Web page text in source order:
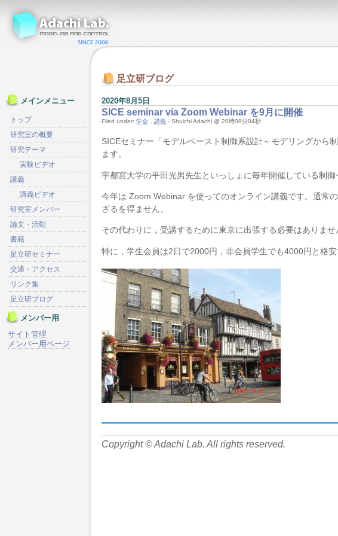
足立研ブログ
2020年8月5日
SICE seminar via Zoom Webinar を9月に開催
Filed under: 学会 講義 - Shuichi Adachi @ 20時08分04秒
SICEセミナー「モデルベースト制御系設計～モデリングから
ます。
宇都宮大学の平田光男先生といっしょに毎年開催している制
今年は Zoom Webinar を使ってのオンライン講義です。通常
ざるを得ません。
その代わりに，受講するために東京に出張する必要はありませ
特に，学生会員は2日で2000円，非会員学生でも4000円と格安
Copyright © Adachi Lab. All rights reserved.
メインメニュー
トップ
研究室の概要
研究テーマ
実験ビデオ
講義
講義ビデオ
研究室メンバー
論文・活動
書籍
足立研セミナー
交通・アクセス
リンク集
足立研ブログ
メンバー用
サイト管理
メンバー用ページ